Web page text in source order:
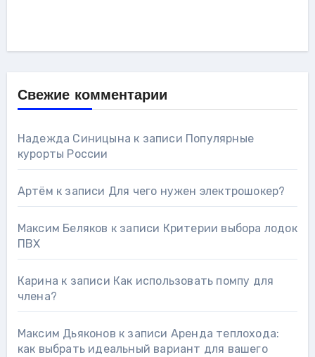
Свежие комментарии
Надежда Синицына к записи Популярные
курорты России
Артём к записи Для чего нужен электрошокер?
Максим Беляков к записи Критерии выбора лодок
ПВХ
Карина к записи Как использовать помпу для
члена?
Максим Дьяконов к записи Аренда теплохода:
как выбрать идеальный вариант для вашего